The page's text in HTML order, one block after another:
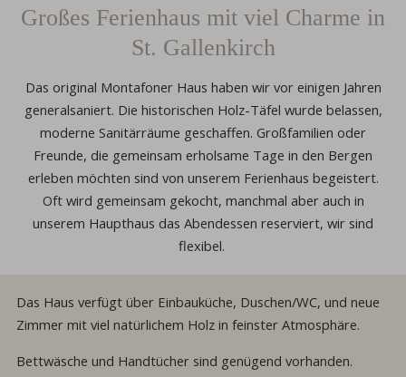
Großes Ferienhaus mit viel Charme in
St. Gallenkirch
Das original Montafoner Haus haben wir vor einigen Jahren
generalsaniert. Die historischen Holz-Täfel wurde belassen,
moderne Sanitärräume geschaffen. Großfamilien oder
Freunde, die gemeinsam erholsame Tage in den Bergen
erleben möchten sind von unserem Ferienhaus begeistert.
Oft wird gemeinsam gekocht, manchmal aber auch in
unserem Haupthaus das Abendessen reserviert, wir sind
flexibel.
Das Haus verfügt über Einbauküche, Duschen/WC, und neue
Zimmer mit viel natürlichem Holz in feinster Atmosphäre.
Bettwäsche und Handtücher sind genügend vorhanden.